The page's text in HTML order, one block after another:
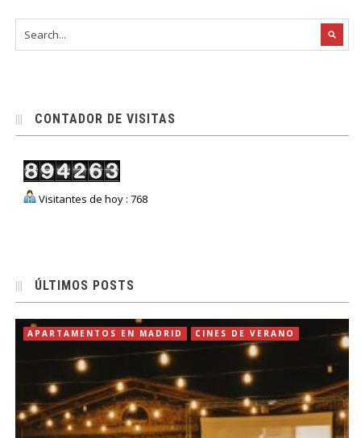
CONTADOR DE VISITAS
Visitantes de hoy : 768
ÚLTIMOS POSTS
APARTAMENTOS EN MADRID CINES DE VERANO